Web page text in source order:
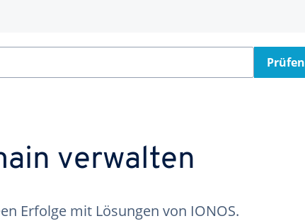
Prüfen
verwalten
Erfolge mit Lösungen von IONOS.